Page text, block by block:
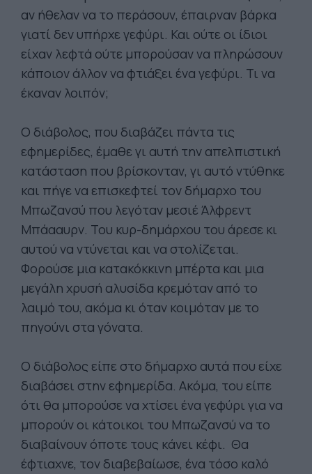
αν ήθελαν να το περάσουν, έπαιρναν βάρκα
γιατί δεν υπήρχε γεφύρι. Και ούτε οι ίδιοι
είχαν λεφτά ούτε μπορούσαν να πληρώσουν
κάποιον άλλον να φτιάξει ένα γεφύρι. Τι να
έκαναν λοιπόν;
Ο διάβολος, που διαβάζει πάντα τις
εφημερίδες, έμαθε γι αυτή την απελπιστική
κατάσταση που βρίσκονταν, γι αυτό ντύθηκε
και πήγε να επισκεφτεί τον δήμαρχο του
Μπωζανσύ που λεγόταν μεσιέ Άλφρεντ
Μπάααυρν. Του κυρ-δημάρχου του άρεσε κι
αυτού να ντύνεται και να στολίζεται.
Φορούσε μια κατακόκκινη μπέρτα και μια
μεγάλη χρυσή αλυσίδα κρεμόταν από το
λαιμό του, ακόμα κι όταν κοιμόταν με το
πηγούνι στα γόνατα.
Ο διάβολος είπε στο δήμαρχο αυτά που είχε
διαβάσει στην εφημερίδα. Ακόμα, του είπε
ότι θα μπορούσε να χτίσει ένα γεφύρι για να
μπορούν οι κάτοικοι του Μπωζανσύ να το
διαβαίνουν όποτε τους κάνει κέφι. Θα
έφτιαχνε, τον διαβεβαίωσε, ένα τόσο καλό